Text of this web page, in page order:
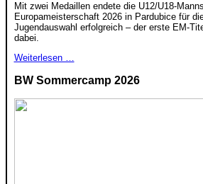
Mit zwei Medaillen endete die U12/U18-
Europameisterschaft 2026 in Pardubice für
Jugendauswahl erfolgreich – der erste EM-
dabei.
Weiterlesen …
BW Sommercamp 2026